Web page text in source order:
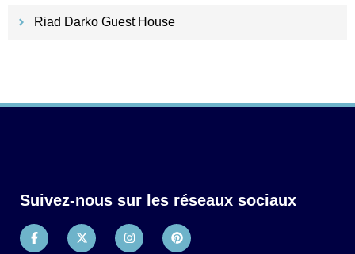
Riad Darko Guest House
Suivez-nous sur les réseaux sociaux